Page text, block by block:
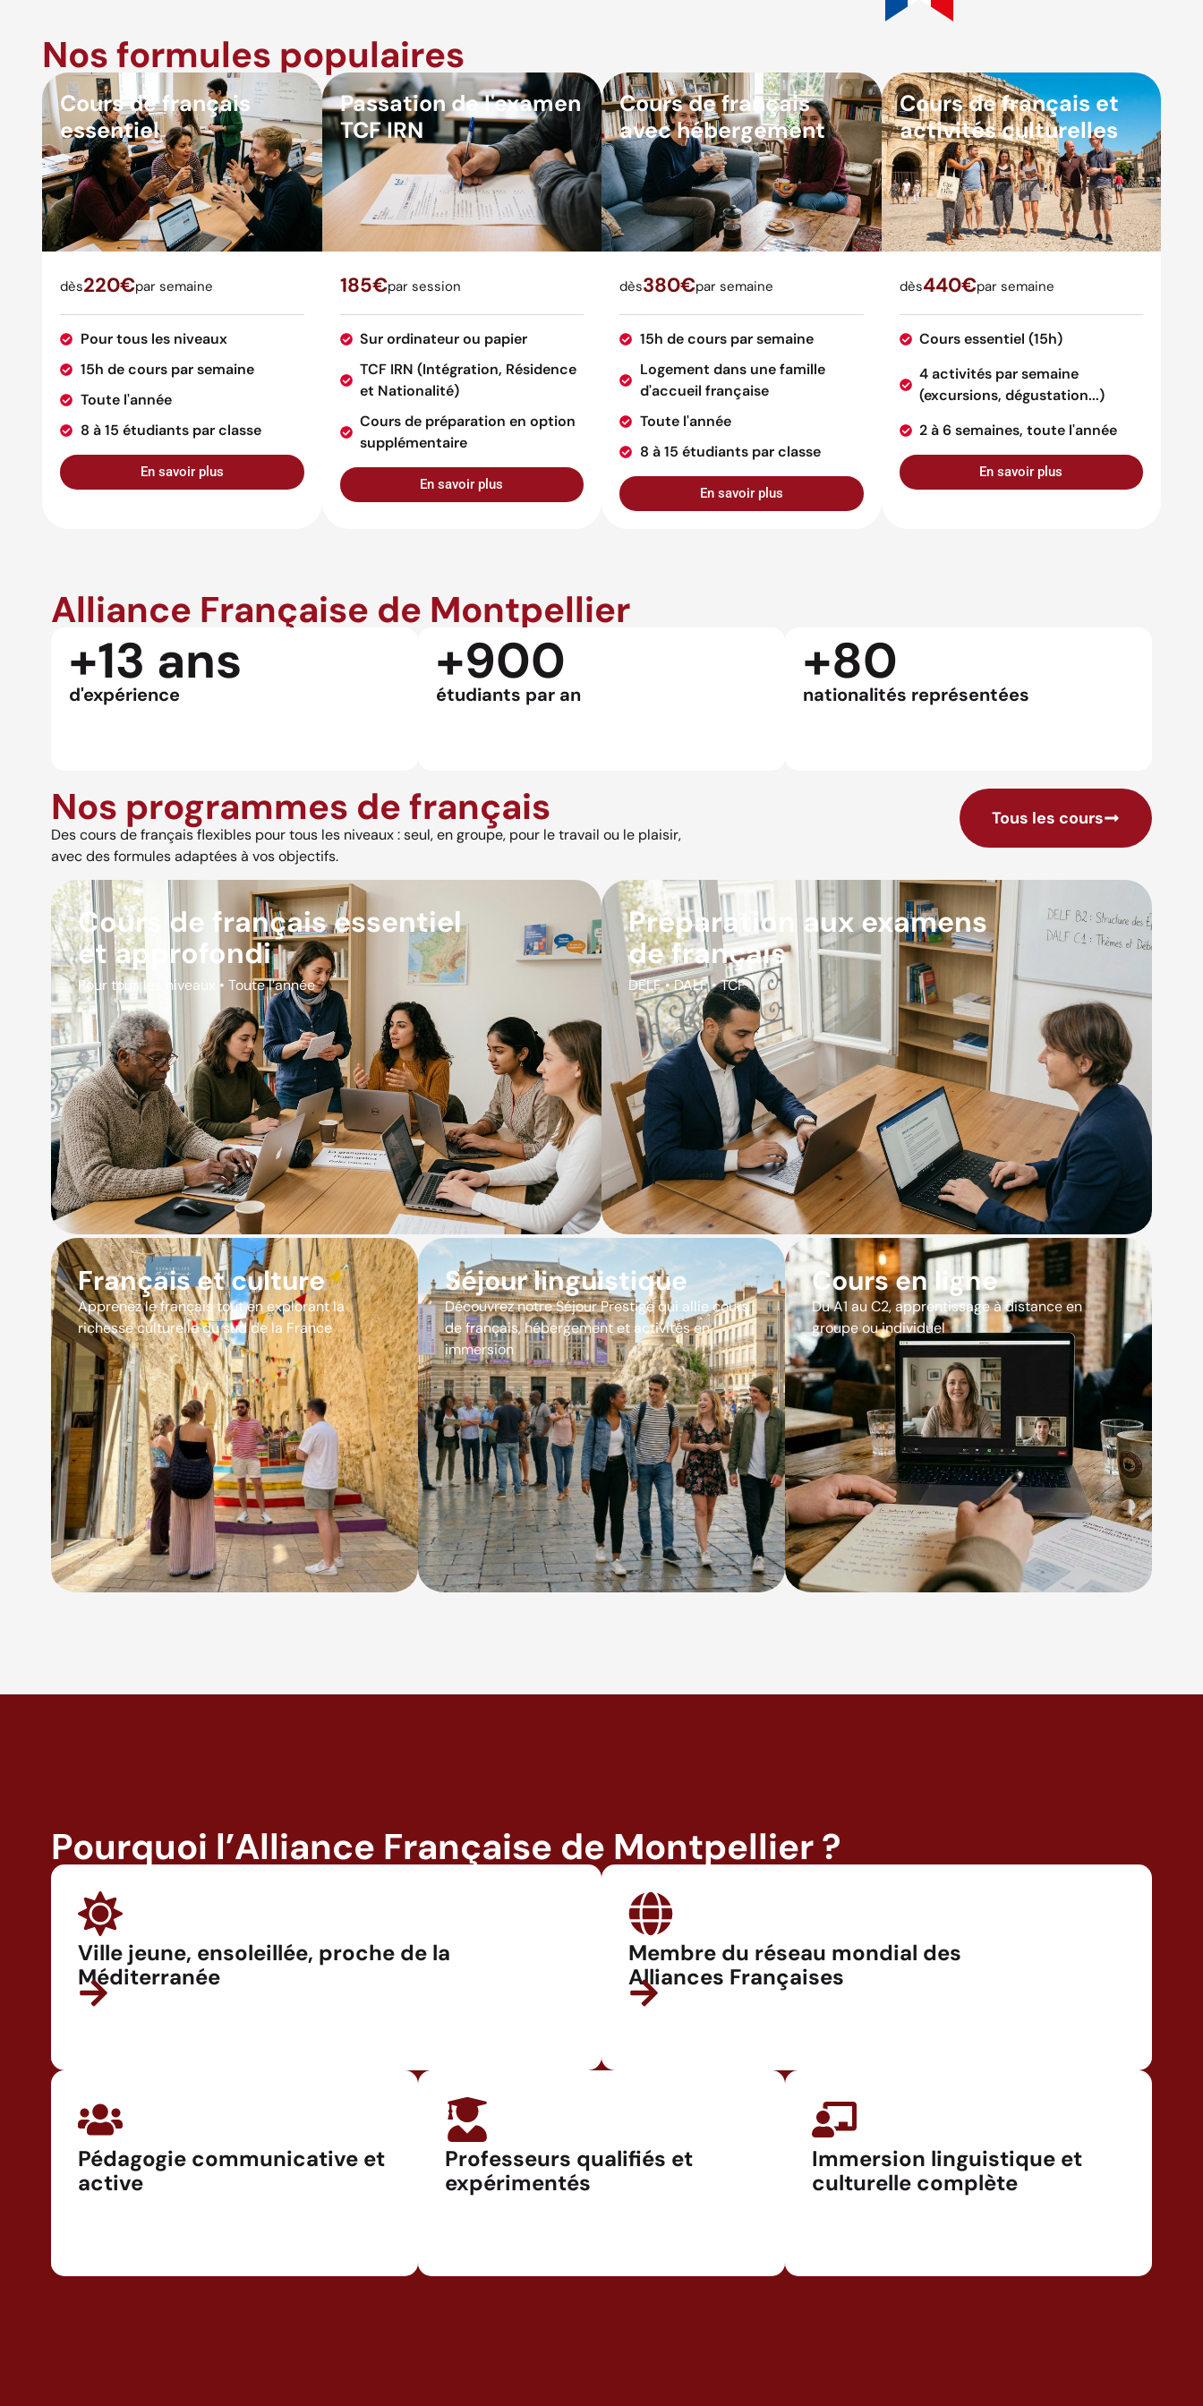
Nos formules populaires
Cours de français
essentiel
dès220€par semaine
Pour tous les niveaux
15h de cours par semaine
Toute l'année
8 à 15 étudiants par classe
En savoir plus
Passation de l'examen
TCF IRN
185€par session
Sur ordinateur ou papier
TCF IRN (Intégration, Résidence
et Nationalité)
Cours de préparation en option
supplémentaire
En savoir plus
Cours de français
avec hébergement
dès380€par semaine
15h de cours par semaine
Logement dans une famille
d'accueil française
Toute l'année
8 à 15 étudiants par classe
En savoir plus
Cours de français et
activités culturelles
dès440€par semaine
Cours essentiel (15h)
4 activités par semaine
(excursions, dégustation...)
2 à 6 semaines, toute l'année
En savoir plus
Alliance Française de Montpellier
+13 ans
d'expérience
+900
étudiants par an
+80
nationalités représentées
Nos programmes de français
Des cours de français flexibles pour tous les niveaux : seul, en groupe, pour le travail ou le plaisir,
avec des formules adaptées à vos objectifs.
Tous les cours
Cours de français essentiel
et approfondi
Pour tous les niveaux • Toute l’année
Préparation aux examens
de français
DELF • DALF • TCF
Français et culture
Apprenez le français tout en explorant la
richesse culturelle du sud de la France
Séjour linguistique
Découvrez notre Séjour Prestige qui allie cours
de français, hébergement et activités en
immersion
Cours en ligne
Du A1 au C2, apprentissage à distance en
groupe ou individuel
Pourquoi l’Alliance Française de Montpellier ?
Ville jeune, ensoleillée, proche de la
Méditerranée
Membre du réseau mondial des
Alliances Françaises
Pédagogie communicative et
active
Professeurs qualifiés et
expérimentés
Immersion linguistique et
culturelle complète